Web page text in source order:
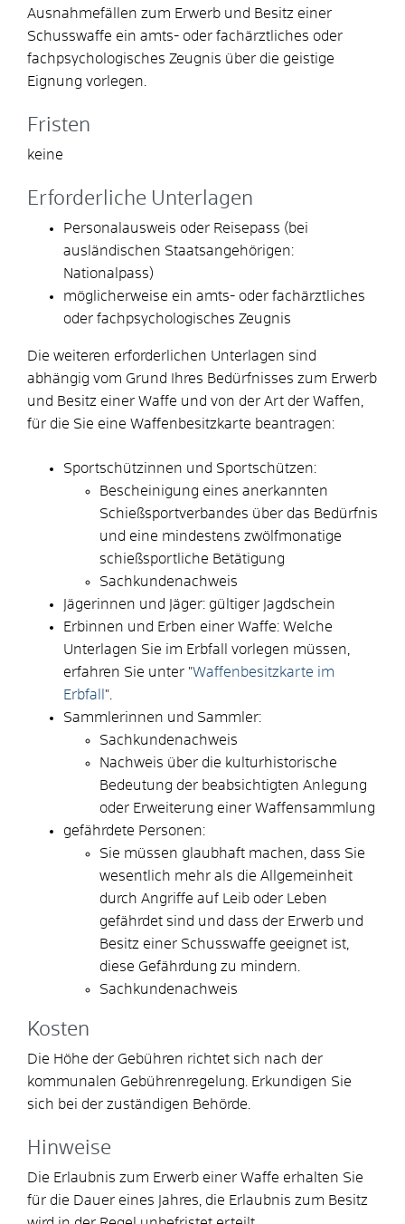
Ausnahmefällen zum Erwerb und Besitz einer
Schusswaffe ein amts- oder fachärztliches oder
fachpsychologisches Zeugnis über die geistige
Eignung vorlegen.
Fristen
keine
Erforderliche Unterlagen
Personalausweis oder Reisepass (bei
ausländischen Staatsangehörigen:
Nationalpass)
möglicherweise ein amts- oder fachärztliches
oder fachpsychologisches Zeugnis
Die weiteren erforderlichen Unterlagen sind
abhängig vom Grund Ihres Bedürfnisses zum Erwerb
und Besitz einer Waffe und von der Art der Waffen,
für die Sie eine Waffenbesitzkarte beantragen:
Sportschützinnen und Sportschützen:
Bescheinigung eines anerkannten
Schießsportverbandes über das Bedürfnis
und eine mindestens zwölfmonatige
schießsportliche Betätigung
Sachkundenachweis
Jägerinnen und Jäger: gültiger Jagdschein
Erbinnen und Erben einer Waffe: Welche
Unterlagen Sie im Erbfall vorlegen müssen,
erfahren Sie unter "Waffenbesitzkarte im
Erbfall ".
Sammlerinnen und Sammler:
Sachkundenachweis
Nachweis über die kulturhistorische
Bedeutung der beabsichtigten Anlegung
oder Erweiterung einer Waffensammlung
gefährdete Personen:
Sie müssen glaubhaft machen, dass Sie
wesentlich mehr als die Allgemeinheit
durch Angriffe auf Leib oder Leben
gefährdet sind und dass der Erwerb und
Besitz einer Schusswaffe geeignet ist,
diese Gefährdung zu mindern.
Sachkundenachweis
Kosten
Die Höhe der Gebühren richtet sich nach der
kommunalen Gebührenregelung. Erkundigen Sie
sich bei der zuständigen Behörde.
Hinweise
Die Erlaubnis zum Erwerb einer Waffe erhalten Sie
für die Dauer eines Jahres, die Erlaubnis zum Besitz